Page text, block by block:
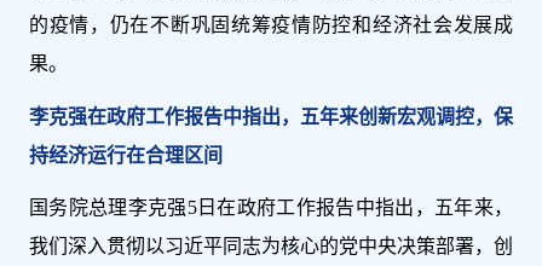
的疫情，仍在不断巩固统筹疫情防控和经济社会发展成
果。
李克强在政府工作报告中指出，五年来创新宏观调控，保
持经济运行在合理区间
国务院总理李克强5日在政府工作报告中指出，五年来，
我们深入贯彻以习近平同志为核心的党中央决策部署，创